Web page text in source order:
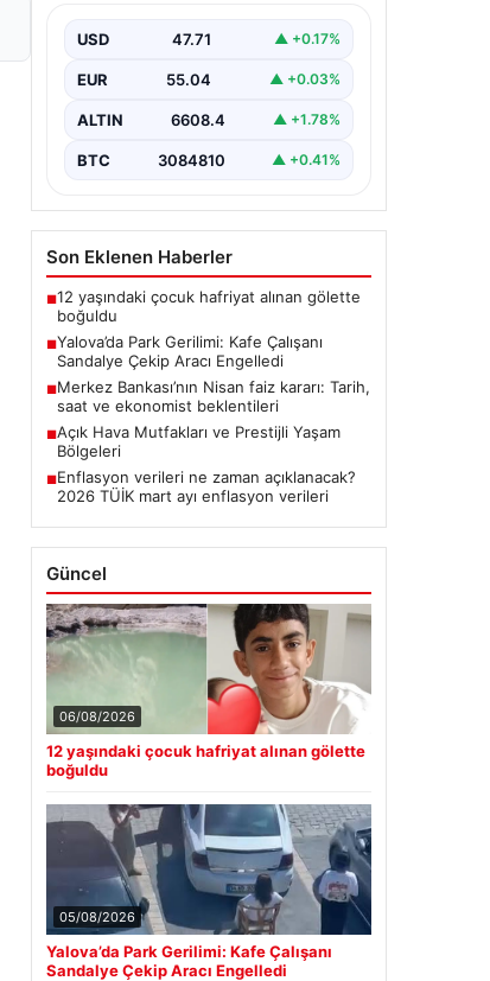
bir gelişim yaşamaktadır. Özellikle
lüks evlerde bulunan ev sahipleri,…
USD 47.71 ▲ +0.17%
EUR 55.04 ▲ +0.03%
ALTIN 6608.4 ▲ +1.78%
BTC 3084810 ▲ +0.41%
Son Eklenen Haberler
■12 yaşındaki çocuk hafriyat alınan gölette
boğuldu
■Yalova’da Park Gerilimi: Kafe Çalışanı
Sandalye Çekip Aracı Engelledi
■Merkez Bankası’nın Nisan faiz kararı: Tarih,
saat ve ekonomist beklentileri
■Açık Hava Mutfakları ve Prestijli Yaşam
Bölgeleri
■Enflasyon verileri ne zaman açıklanacak?
2026 TÜİK mart ayı enflasyon verileri
Güncel
06/08/2026
12 yaşındaki çocuk hafriyat alınan gölette
boğuldu
05/08/2026
Yalova’da Park Gerilimi: Kafe Çalışanı
Sandalye Çekip Aracı Engelledi